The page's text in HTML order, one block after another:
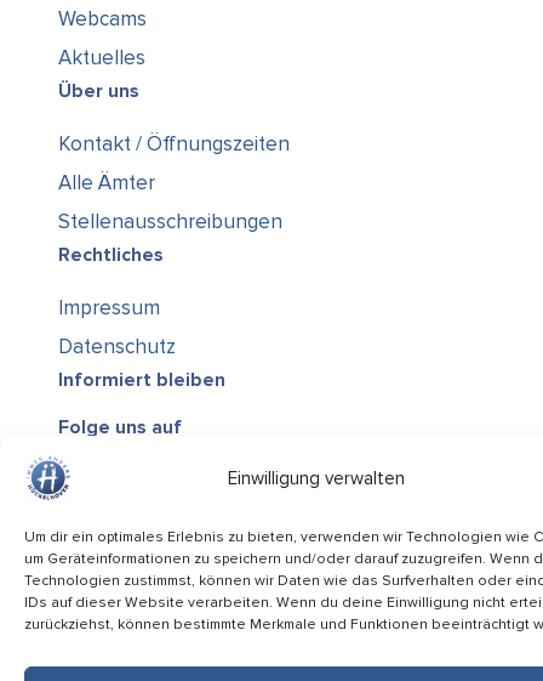
Einwilligung verwalten
Um dir ein optimales Erlebnis zu bieten, verwenden wir Technologien wie
um Geräteinformationen zu speichern und/oder darauf zuzugreifen. Wenn
Technologien zustimmst, können wir Daten wie das Surfverhalten oder
IDs auf dieser Website verarbeiten. Wenn du deine Einwilligung nicht
zurückziehst, können bestimmte Merkmale und Funktionen beeinträchtigt
Webcams
Aktuelles
Über uns
Kontakt / Öffnungszeiten
Alle Ämter
Stellenausschreibungen
Rechtliches
Impressum
Datenschutz
Informiert bleiben
Folge uns auf
Service-Code: 2JX3Y